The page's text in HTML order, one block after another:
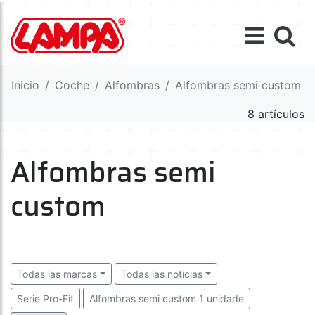
Inicio Coche Alfombras Alfombras semi custom
8 artículos
Alfombras semi
custom
Todas las marcas Todas las noticias
Serie Pro-Fit Alfombras semi custom 1 unidade